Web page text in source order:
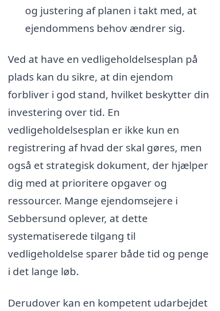
og justering af planen i takt med, at
ejendommens behov ændrer sig.
Ved at have en vedligeholdelsesplan på
plads kan du sikre, at din ejendom
forbliver i god stand, hvilket beskytter din
investering over tid. En
vedligeholdelsesplan er ikke kun en
registrering af hvad der skal gøres, men
også et strategisk dokument, der hjælper
dig med at prioritere opgaver og
ressourcer. Mange ejendomsejere i
Sebbersund oplever, at dette
systematiserede tilgang til
vedligeholdelse sparer både tid og penge
i det lange løb.
Derudover kan en kompetent udarbejdet